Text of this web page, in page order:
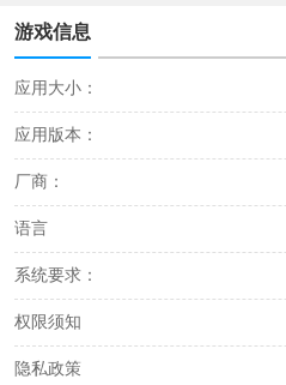
游戏信息
应用大小：
应用版本：
厂商：
语言
系统要求：
权限须知
隐私政策